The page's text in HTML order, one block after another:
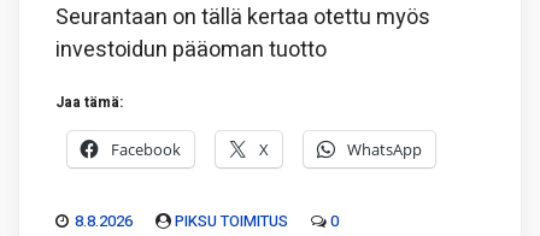
Seurantaan on tällä kertaa otettu myös
investoidun pääoman tuotto
Jaa tämä:
Facebook X WhatsApp
8.8.2026 PIKSU TOIMITUS 0